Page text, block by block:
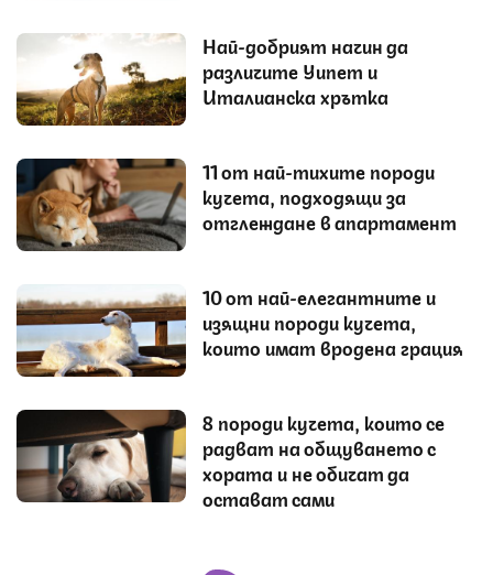
Най-добрият начин да
различите Уипет и
Италианска хрътка
11 от най-тихите породи
кучета, подходящи за
отглеждане в апартамент
10 от най-елегантните и
изящни породи кучета,
които имат вродена грация
8 породи кучета, които се
радват на общуването с
хората и не обичат да
остават сами